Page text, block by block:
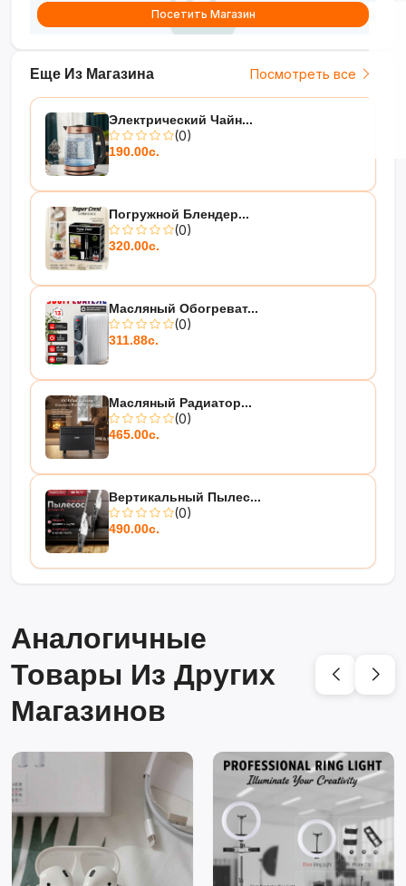
Еще Из Магазина Посмотреть все
Электрический Чайн...
(0)
190.00с.
Погружной Блендер...
(0)
320.00с.
Масляный Обогреват...
(0)
311.88с.
Масляный Радиатор...
(0)
465.00с.
Вертикальный Пылес...
(0)
490.00с.
Посетить Магазин
Аналогичные
Товары Из Других
Магазинов